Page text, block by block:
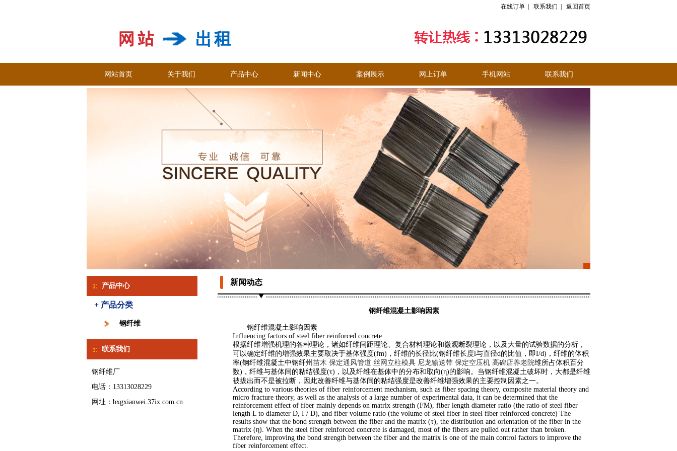
在线订单 联系我们 返回首页
网站首页 关于我们 产品中心 新闻中心 案例展示 网上订单 手机网站 联系我们
产品中心
+ 产品分类
钢纤维
联系我们
钢纤维厂
电话：13313028229
网址：bxgxianwei.37ix.com.cn
新闻动态
钢纤维混凝土影响因素
钢纤维混凝土影响因素
Influencing factors of steel fiber reinforced concrete
根据纤维增强机理的各种理论，诸如纤维间距理论、复合材料理论和微观断裂理论，以及大量的试验数据的分析，
可以确定纤维的增强效果主要取决于基体强度(fm)，纤维的长径比(钢纤维长度l与直径d的比值，即I/d)，纤维的体积
率(钢纤维混凝土中钢纤州苗木 保定通风管道 丝网立柱模具 尼龙输送带 保定空压机 高碑店养老院维所占体积百分
数)，纤维与基体间的粘结强度(τ)，以及纤维在基体中的分布和取向(η)的影响。当钢纤维混凝土破坏时，大都是纤维
被拔出而不是被拉断，因此改善纤维与基体间的粘结强度是改善纤维增强效果的主要控制因素之一。
According to various theories of fiber reinforcement mechanism, such as fiber spacing theory, composite material theory and
micro fracture theory, as well as the analysis of a large number of experimental data, it can be determined that the
reinforcement effect of fiber mainly depends on matrix strength (FM), fiber length diameter ratio (the ratio of steel fiber
length L to diameter D, I / D), and fiber volume ratio (the volume of steel fiber in steel fiber reinforced concrete) The
results show that the bond strength between the fiber and the matrix (τ), the distribution and orientation of the fiber in the
matrix (η). When the steel fiber reinforced concrete is damaged, most of the fibers are pulled out rather than broken.
Therefore, improving the bond strength between the fiber and the matrix is one of the main control factors to improve the
fiber reinforcement effect.